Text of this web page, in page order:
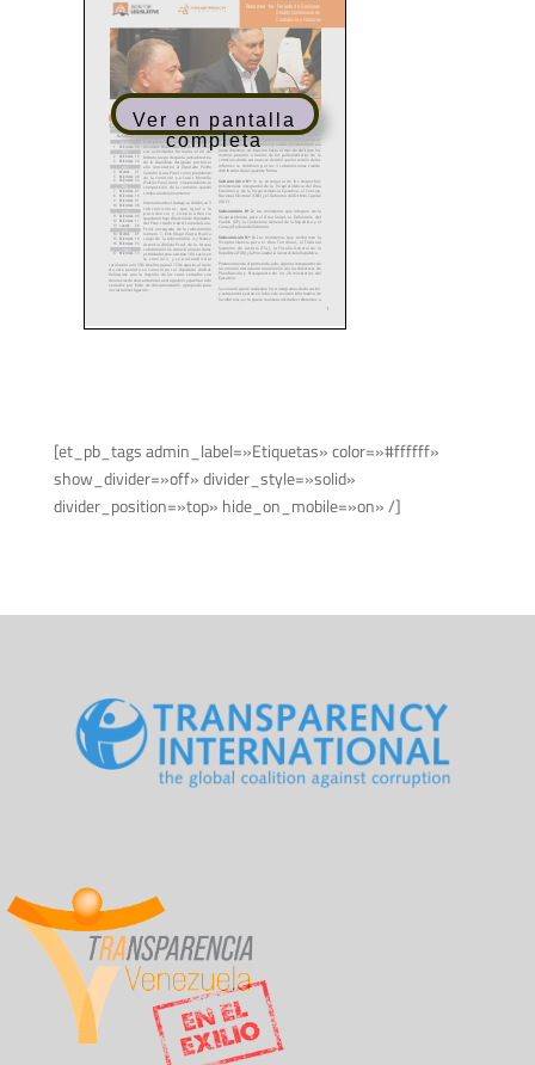
Ver en pantalla
completa
[et_pb_tags admin_label=»Etiquetas» color=»#ffffff»
show_divider=»off» divider_style=»solid»
divider_position=»top» hide_on_mobile=»on» /]